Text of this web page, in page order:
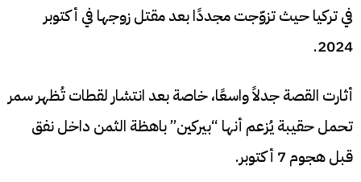
في تركيا حيث تزوّجت مجددًا بعد مقتل زوجها في أكتوبر
2024.
أثارت القصة جدلاً واسعًا، خاصة بعد انتشار لقطات تُظهر سمر
تحمل حقيبة يُزعم أنها “بيركين” باهظة الثمن داخل نفق
قبل هجوم 7 أكتوبر.